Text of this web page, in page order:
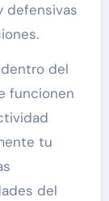
defensivas
del
funcionen
tu
del